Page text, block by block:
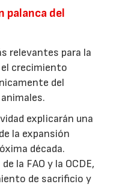
palanca del
relevantes para la
crecimiento
del
explicarán una
la expansión
década.
la FAO y la OCDE,
de sacrificio y